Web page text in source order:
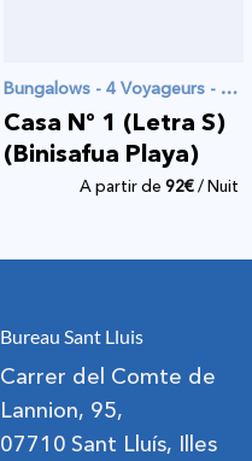
Bungalows - 4 Voyageurs - 2 Chambres
Casa Nº 1 (Letra S)
(Binisafua Playa)
A partir de92€/ Nuit
Bureau Sant Lluis
Carrer del Comte de
Lannion, 95,
07710 Sant Lluís, Illes